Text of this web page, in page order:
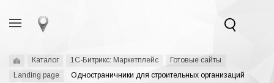
Каталог 1С-Битрикс: Маркетплейс
Готовые сайты
Landing page
Одностраничники для строительных организаций